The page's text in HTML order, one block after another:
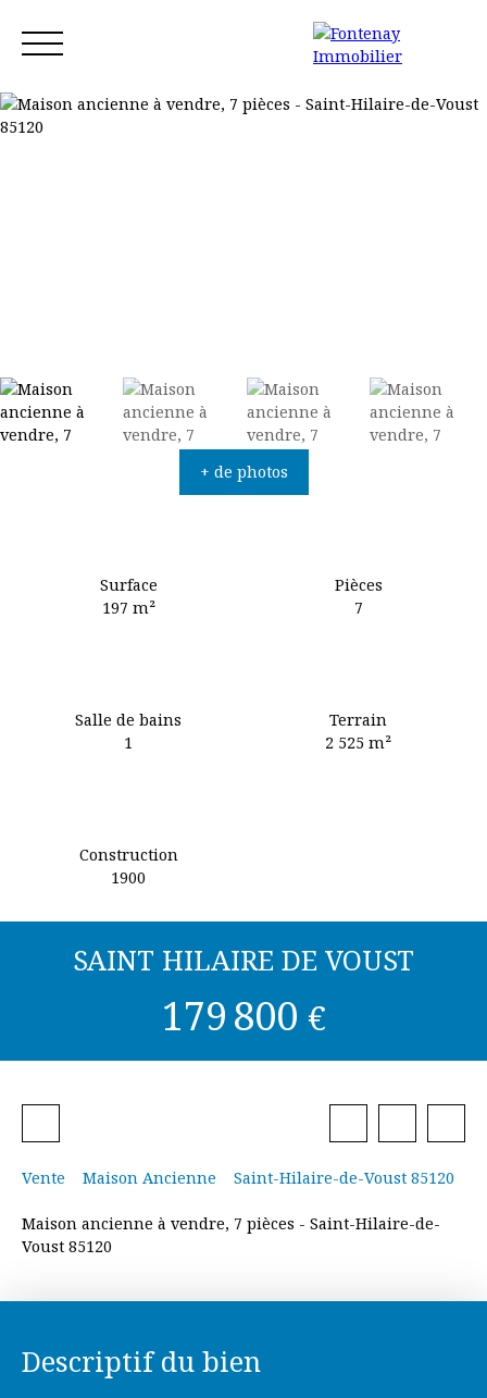
+ de photos
Surface
197 m²
Pièces
7
Salle de bains
1
Terrain
2 525m²
Construction
1900
SAINT HILAIRE DE VOUST
179 800 €
Vente Maison Ancienne Saint-Hilaire-de-Voust 85120
Maison ancienne à vendre, 7 pièces - Saint-Hilaire-de-
Voust 85120
Descriptif du bien